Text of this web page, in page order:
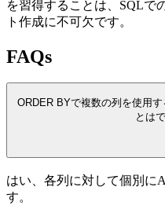
を習得することは、SQLで
ト作成に不可欠です。
FAQs
ORDER BYで複数の列を使用
とは
はい、各列に対して個別に
す。